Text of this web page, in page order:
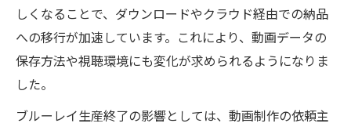
活用法
ブルーレイ生産終了時のダウンロード移行
ポイント
まとめ
しくなることで、ダウンロードやクラウド経由での納品
への移行が加速しています。これにより、動画データの
保存方法や視聴環境にも変化が求められるようになりま
した。
ブルーレイ生産終了の影響としては、動画制作の依頼主